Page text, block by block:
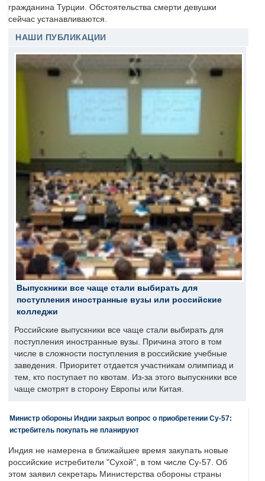
гражданина Турции. Обстоятельства смерти девушки
сейчас устанавливаются.
НАШИ ПУБЛИКАЦИИ
Выпускники все чаще стали выбирать для
поступления иностранные вузы или российские
колледжи
Российские выпускники все чаще стали выбирать для
поступления иностранные вузы. Причина этого в том
числе в сложности поступления в российские учебные
заведения. Приоритет отдается участникам олимпиад и
тем, кто поступает по квотам. Из-за этого выпускники все
чаще смотрят в сторону Европы или Китая.
Министр обороны Индии закрыл вопрос о приобретении Су-57:
истребитель покупать не планируют
Индия не намерена в ближайшее время закупать новые
российские истребители "Сухой", в том числе Су-57. Об
этом заявил секретарь Министерства обороны страны